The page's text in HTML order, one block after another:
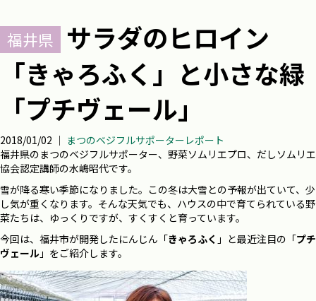
福井県
サラダのヒロイン
「きゃろふく」と小さな緑
「プチヴェール」
2018/01/02 ｜ まつのベジフルサポーターレポート
福井県のまつのベジフルサポーター、野菜ソムリエプロ、だしソムリエ
協会認定講師の水嶋昭代です。
雪が降る寒い季節になりました。この冬は大雪との予報が出ていて、少
し気が重くなります。そんな天気でも、ハウスの中で育てられている野
菜たちは、ゆっくりですが、すくすくと育っています。
今回は、福井市が開発したにんじん「きゃろふく 」と最近注目の「プチ
ヴェール 」をご紹介します。